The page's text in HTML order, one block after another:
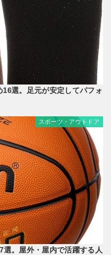
選。足元が安定してパフォ
スポーツ・アウトドア
。屋外・屋内で活躍する人